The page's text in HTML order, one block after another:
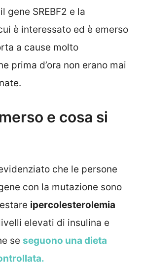
gene SREBF2 e la
è interessato ed è emerso
a cause molto
prima d’ora non erano mai
e cosa si
che le persone
con la mutazione sono
ipercolesterolemia
elevati di insulina e
se seguono una dieta